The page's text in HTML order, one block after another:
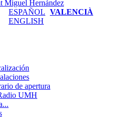
ESPAÑOL VALENCIÀ
ENGLISH
de apertura
UMH